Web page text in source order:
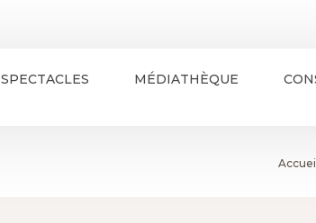
SPECTACLES MÉDIATHÈQUE
Accueil